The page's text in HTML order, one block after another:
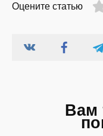
Оцените статью
Вам